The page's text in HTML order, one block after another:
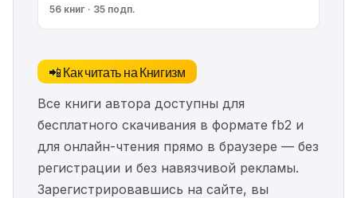
56 книг · 35 подп.
📲 Как читать на Книгизм
Все книги автора доступны для
бесплатного скачивания в формате fb2 и
для онлайн-чтения прямо в браузере — без
регистрации и без навязчивой рекламы.
Зарегистрировавшись на сайте, вы